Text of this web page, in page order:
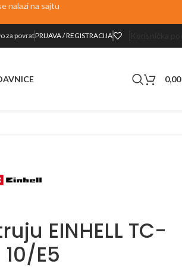
nalazi na sajtu
za povratPRIJAVA / REGISTRACIJA
0,00
EINHELL TC-
10/E5